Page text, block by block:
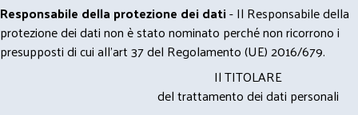
Responsabile della protezione dei dati- Il Responsabile della
protezione dei dati non è stato nominato perché non ricorrono i
presupposti di cui all’art 37 del Regolamento (UE) 2016/679.
Il TITOLARE
del trattamento dei dati personali